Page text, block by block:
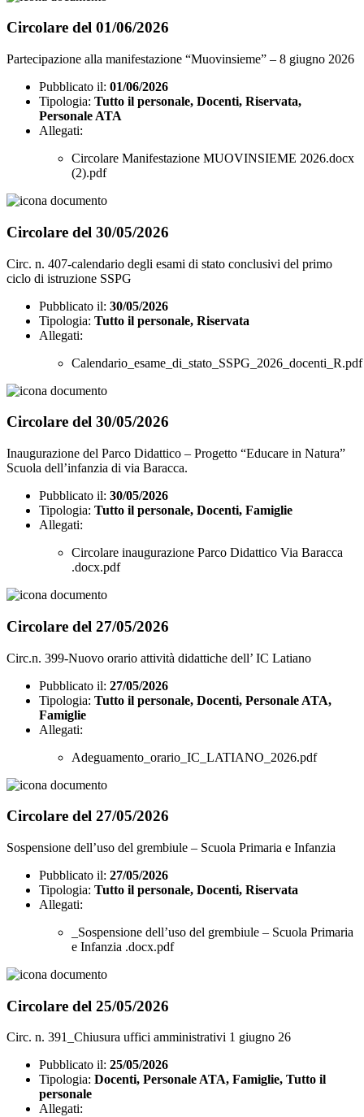
Circolare del 01/06/2026
Partecipazione alla manifestazione “Muovinsieme” – 8 giugno 2026
Pubblicato il: 01/06/2026
Tipologia: Tutto il personale, Docenti, Riservata,
Personale ATA
Allegati:
Circolare Manifestazione MUOVINSIEME 2026.docx
(2).pdf
Circolare del 30/05/2026
Circ. n. 407-calendario degli esami di stato conclusivi del primo
ciclo di istruzione SSPG
Pubblicato il: 30/05/2026
Tipologia: Tutto il personale, Riservata
Allegati:
Calendario_esame_di_stato_SSPG_2026_docenti_R.pdf
Circolare del 30/05/2026
Inaugurazione del Parco Didattico – Progetto “Educare in Natura”
Scuola dell’infanzia di via Baracca.
Pubblicato il: 30/05/2026
Tipologia: Tutto il personale, Docenti, Famiglie
Allegati:
Circolare inaugurazione Parco Didattico Via Baracca
.docx.pdf
Circolare del 27/05/2026
Circ.n. 399-Nuovo orario attività didattiche dell’ IC Latiano
Pubblicato il: 27/05/2026
Tipologia: Tutto il personale, Docenti, Personale ATA,
Famiglie
Allegati:
Adeguamento_orario_IC_LATIANO_2026.pdf
Circolare del 27/05/2026
Sospensione dell’uso del grembiule – Scuola Primaria e Infanzia
Pubblicato il: 27/05/2026
Tipologia: Tutto il personale, Docenti, Riservata
Allegati:
_Sospensione dell’uso del grembiule – Scuola Primaria
e Infanzia .docx.pdf
Circolare del 25/05/2026
Circ. n. 391_Chiusura uffici amministrativi 1 giugno 26
Pubblicato il: 25/05/2026
Tipologia: Docenti, Personale ATA, Famiglie, Tutto il
personale
Allegati: